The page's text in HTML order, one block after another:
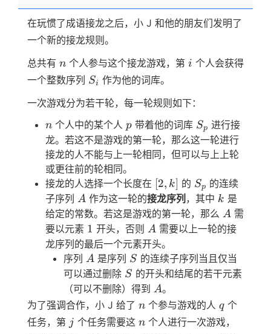
在玩惯了成语接龙之后，小 J 和他的朋友们发明了
一个新的接龙规则。
总共有 n
n 个人参与这个接龙游戏，第 i
i 个人会获得
一个整数序列 S_i
Si 作为他的词库。
一次游戏分为若干轮，每一轮规则如下：
n
n 个人中的某个人 p
p 带着他的词库 S_p
Sp 进行接
龙。若这不是游戏的第一轮，那么这一轮进行
接龙的人不能与上一轮相同，但可以与上上轮
或更往前的轮相同。
接龙的人选择一个长度在 [2,
k]
[2, k] 的 S_p
Sp 的连续
子序列 A
A 作为这一轮的接龙序列 ，其中 k
k 是
给定的常数。若这是游戏的第一轮，那么 A
A 需
要以元素 1
1 开头，否则 A
A 需要以上一轮的接
龙序列的最后一个元素开头。
序列 A
A 是序列 S
S 的连续子序列当且仅当
可以通过删除 S
S 的开头和结尾的若干元素
（可以不删除）得到 A
A。
为了强调合作，小 J 给了 n
n 个参与游戏的人 q
q个
任务，第 jj 个任务需要这n
n 个人进行一次游戏，